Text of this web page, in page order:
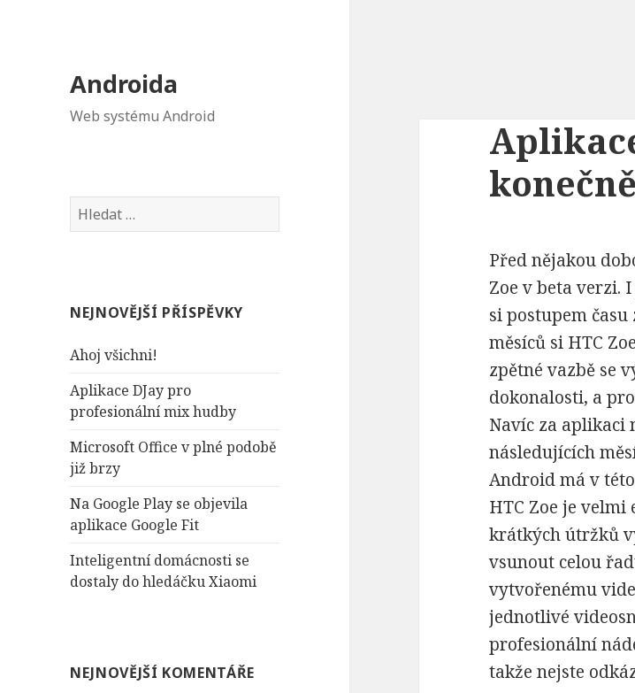
Androida
Web systému Android
V
y
d
v
n
í
NEJNOVĚJŠÍ PŘÍSPĚVKY
Ahoj všichni!
Aplikace DJay pro
profesionální mix hudby
Microsoft Office v plné podobě
již brzy
Na Google Play se objevila
aplikace Google Fit
Inteligentní domácnosti se
dostaly do hledáčku Xiaomi
NEJNOVĚJŠÍ KOMENTÁŘE
Před nějakou
Zoe v beta verzi.
si postupem
měsíců si HTC
zpětné vazbě se
dokonalosti, a
Navíc za aplikaci
následujících
Android má v
HTC Zoe je
krátkých útržků
vsunout celou
vytvořenému
jednotlivé
profesionální
takže nejste